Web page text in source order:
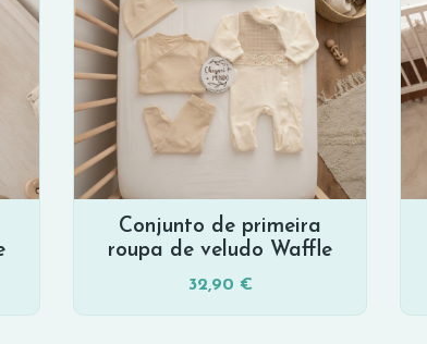
Conjunto de primeira
roupa de veludo Waffle
32,90 €